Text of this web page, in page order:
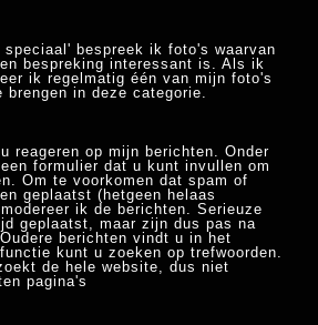
bespreek ik foto's waarvan
bespreking interessant is. Als ik
ik regelmatig één van mijn foto's
in deze categorie.
reageren op mijn berichten. Onder
formulier dat u kunt invullen om
Om te voorkomen dat spam of
geplaatst (hetgeen helaas
ik de berichten. Serieuze
geplaatst, maar zijn dus pas na
berichten vindt u in het
kunt u zoeken op trefwoorden.
de hele website, dus niet
pagina's